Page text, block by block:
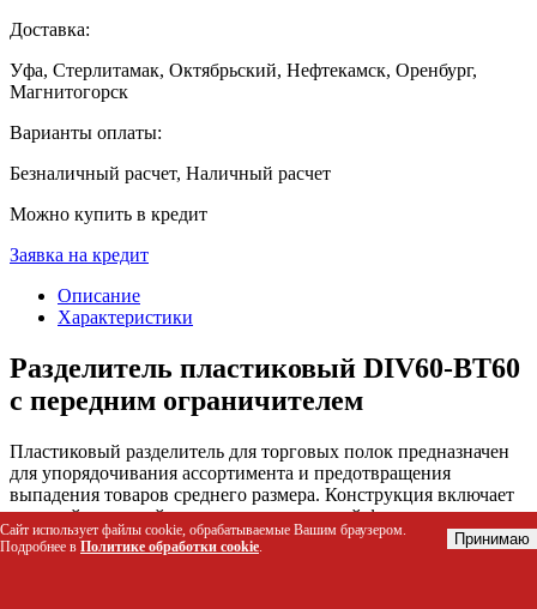
Доставка:
Уфа, Стерлитамак, Октябрьский, Нефтекамск, Оренбург,
Магнитогорск
Варианты оплаты:
Безналичный расчет, Наличный расчет
Можно купить в кредит
Заявка на кредит
Описание
Характеристики
Разделитель пластиковый DIV60-BT60
с передним ограничителем
Пластиковый разделитель для торговых полок предназначен
для упорядочивания ассортимента и предотвращения
выпадения товаров среднего размера. Конструкция включает
высокий передний ограничитель, который фиксирует
продукцию на месте, обеспечивая аккуратный вид выкладки
и удобство выбора покупателем. Товар решает проблему
Сайт использует файлы cookie, обрабатываемые Вашим браузером.
Подробнее в Политике обработки cookie. Принимаю